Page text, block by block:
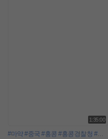
1:35:00
#마약#중국 #홍콩 #홍콩경찰청 #슈퍼캅